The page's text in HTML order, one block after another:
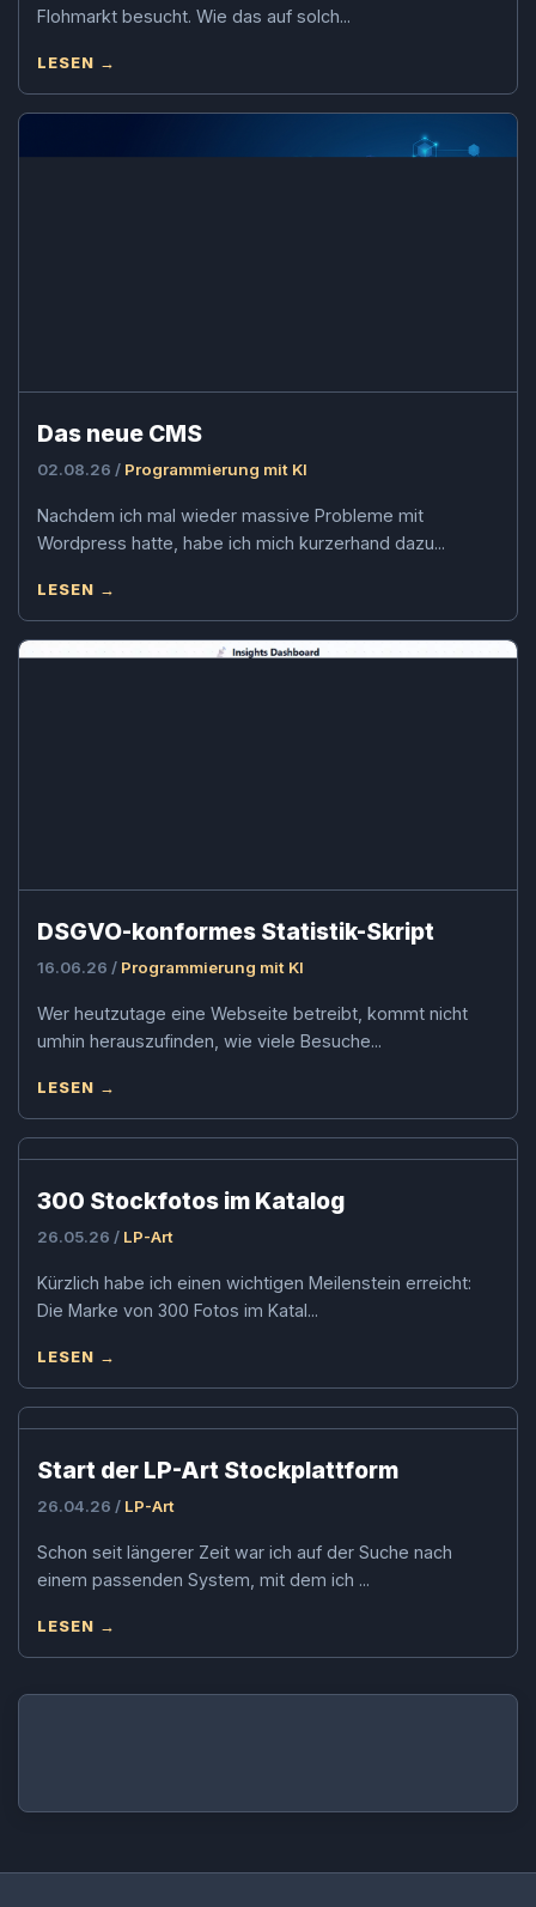
Flohmarkt besucht. Wie das auf solch...
LESEN →
Das neue CMS
02.08.26 / Programmierung mit KI
Nachdem ich mal wieder massive Probleme mit
Wordpress hatte, habe ich mich kurzerhand dazu...
LESEN →
DSGVO-konformes Statistik-Skript
16.06.26 / Programmierung mit KI
Wer heutzutage eine Webseite betreibt, kommt nicht
umhin herauszufinden, wie viele Besuche...
LESEN →
300 Stockfotos im Katalog
26.05.26 / LP-Art
Kürzlich habe ich einen wichtigen Meilenstein erreicht:
Die Marke von 300 Fotos im Katal...
LESEN →
Start der LP-Art Stockplattform
26.04.26 / LP-Art
Schon seit längerer Zeit war ich auf der Suche nach
einem passenden System, mit dem ich ...
LESEN →